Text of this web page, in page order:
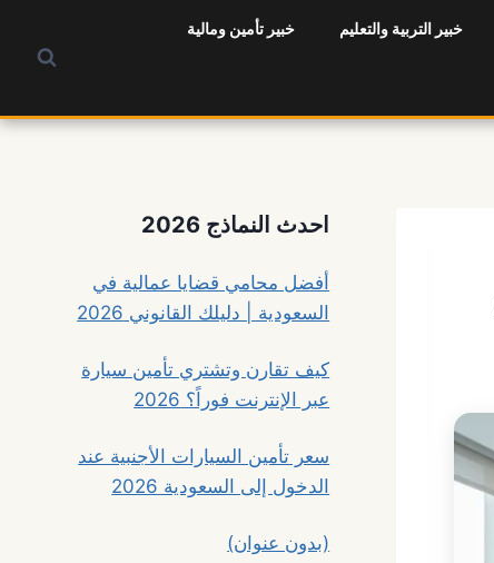
خبير التربية والتعليم خبير تأمين ومالية
احدث النماذج 2026
أفضل محامي قضايا عمالية في
السعودية | دليلك القانوني 2026
كيف تقارن وتشتري تأمين سيارة
عبر الإنترنت فوراً؟ 2026
سعر تأمين السيارات الأجنبية عند
الدخول إلى السعودية 2026
(بدون عنوان)